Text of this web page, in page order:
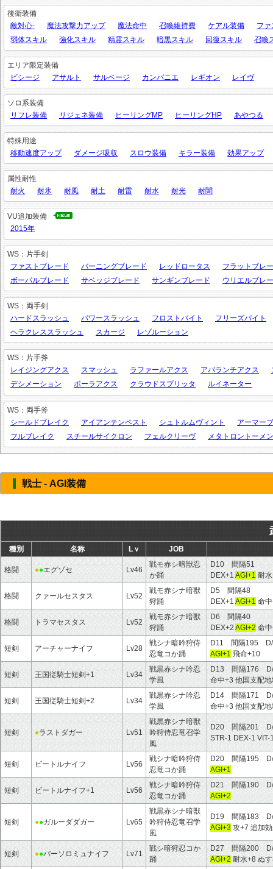
後衛装備
敵対心-
魔法攻撃力アップ 魔法命中 召喚維持費 ケアル装備
フ
弱体スキル
強化スキル 精霊スキル 暗黒スキル 回復スキル 召喚
エリア限定装備
ビシージ
アサルト サルベージ カンパニエ レギオン レイヴ
ソロ系装備
リフレ装備
リジェネ装備 ヒーリングMP ヒーリングHP あやつる
特殊用途
移動速度アップ
ダメージ吸収 スロウ装備 キラー装備 効果アップ
属性耐性
耐火
耐氷 耐風 耐土 耐雷 耐水 耐光 耐闇
VU追加装備
2015年
WS：片手剣
ファストブレード
バーニングブレード レッドロータス
フラットブレ
ボーパルブレード
サベッジブレード サンギンブレード ウリエルブレ
WS：両手剣
ハードスラッシュ
パワースラッシュ フロストバイト
フリーズバイト
ヘラクレススラッシュ
スカージ レゾルーション
WS：片手斧
レイジングアクス
スマッシュ ラファールアクス アバランチアクス
デシメーション
ボーラアクス クラウドスプリッタ ルイネーター
WS：両手斧
シールドブレイク
アイアンテンペスト シュトルムヴィント
アーマー
フルブレイク
スチールサイクロン フェルクリーヴ メタトロントーメ
戦士 - AGI装備
種別 名称 Lｖ JOB
格闘 ●●エグゾセ Lv46
戦モ赤シ暗獣忍
か踊
D10 間隔51
DEX+1 AGI+1 耐
格闘 クァールセスタス Lv52
戦モ赤シナ暗獣
狩踊
D5 間隔48
DEX+1 AGI+1 命
格闘 トラマセスタス Lv52
戦モ赤シナ暗獣
狩踊
D6 間隔40
DEX+2 AGI+2 命
短剣 アーチャーナイフ Lv28
戦シナ暗吟狩侍
忍竜コか踊
D11 間隔195
AGI+1 飛命+10
短剣 王国従騎士短剣+1 Lv34
戦黒赤シナ吟忍
学風
D13 間隔176
命中+3 他国支配
短剣 王国従騎士短剣+2 Lv34
戦黒赤シナ吟忍
学風
D14 間隔171
命中+3 他国支配
短剣 ●ラストダガー Lv51
戦黒赤シナ暗獣
吟狩侍忍竜召学
風
D20 間隔201
STR-1 DEX-1 VIT-
短剣 ビートルナイフ Lv56
戦シナ暗吟狩侍
忍竜コか踊
D20 間隔195
AGI+1
短剣 ビートルナイフ+1 Lv56
戦シナ暗吟狩侍
忍竜コか踊
D21 間隔190
AGI+2
短剣 ●●ガルーダダガー Lv65
戦黒赤シナ暗獣
吟狩侍忍竜召学
風
D19 間隔183
AGI+3 攻+7 追加
短剣 ●●バーソロミュナイフ Lv71
戦シ暗狩忍コか
踊
D27 間隔200
AGI+2 耐水+8 ぬ